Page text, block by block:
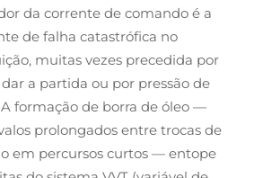
da corrente de comando é a
de falha catastrófica no
muitas vezes precedida por
a partida ou por pressão de
formação de borra de óleo —
prolongados entre trocas de
em percursos curtos — entope